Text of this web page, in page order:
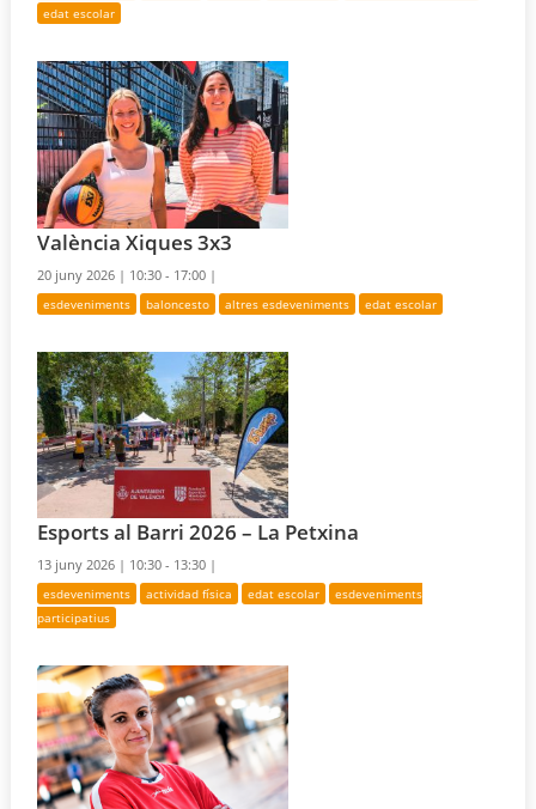
edat escolar
València Xiques 3x3
20 juny 2026 | 10:30 - 17:00 |
esdeveniments baloncesto altres esdeveniments edat escolar
Esports al Barri 2026 – La Petxina
13 juny 2026 | 10:30 - 13:30 |
esdeveniments actividad física edat escolar
esdeveniments
participatius